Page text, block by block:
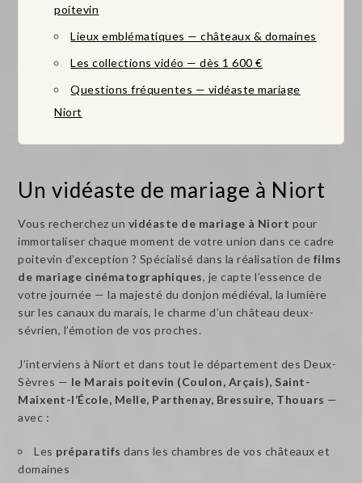
poitevin
Lieux emblématiques — châteaux & domaines
Les collections vidéo — dès 1 600 €
Questions fréquentes — vidéaste mariage
Niort
Un vidéaste de mariage à Niort
Vous recherchez un vidéaste de mariage à Niort pour
immortaliser chaque moment de votre union dans ce cadre
poitevin d’exception ? Spécialisé dans la réalisation de films
de mariage cinématographiques, je capte l’essence de
votre journée — la majesté du donjon médiéval, la lumière
sur les canaux du marais, le charme d’un château deux-
sévrien, l’émotion de vos proches.
J’interviens à Niort et dans tout le département des Deux-
Sèvres — le Marais poitevin (Coulon, Arçais), Saint-
Maixent-l’École, Melle, Parthenay, Bressuire, Thouars —
avec :
Les préparatifs dans les chambres de vos châteaux et
domaines